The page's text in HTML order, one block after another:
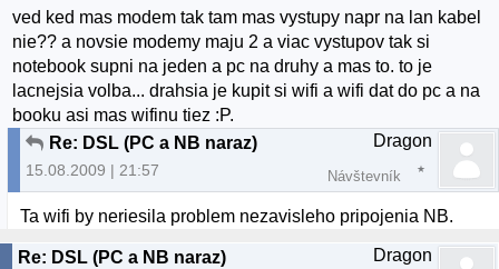
ved ked mas modem tak tam mas vystupy napr na lan kabel
nie?? a novsie modemy maju 2 a viac vystupov tak si
notebook supni na jeden a pc na druhy a mas to. to je
lacnejsia volba... drahsia je kupit si wifi a wifi dat do pc a na
booku asi mas wifinu tiez :P.
Re: DSL (PC a NB naraz)
15.08.2009 | 21:57
Dragon
Návštevník
Ta wifi by neriesila problem nezavisleho pripojenia NB.
Re: DSL (PC a NB naraz) Dragon